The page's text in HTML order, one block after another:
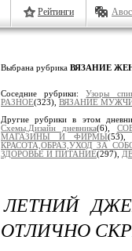
Рейтинги
Выбрана рубрика ВЯЗАНИЕ
Соседние рубрики:Узоры
РАЗНОЕ(323), ВЯЗАНИЕ
Другие рубрики в этом
Схемы,Дизайн дневника(6),
МАГАЗИНЫ И ФИРМЫ
КРАСОТА,ОБРАЗ,УХОД ЗА
ЗДОРОВЬЕ И ПИТАНИЕ(297),
ЛЕТНИЙ
ОТЛИЧНО